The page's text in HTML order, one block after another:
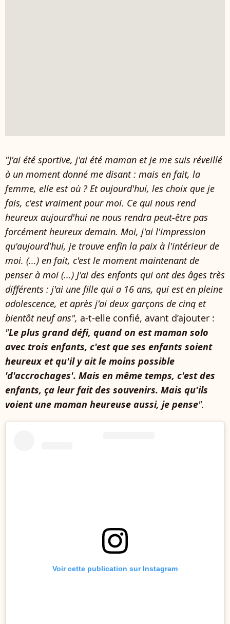
"J'ai été sportive, j'ai été maman et je me suis réveillé
à un moment donné me disant : mais en fait, la
femme, elle est où ? Et aujourd'hui, les choix que je
fais, c'est vraiment pour moi. Ce qui nous rend
heureux aujourd'hui ne nous rendra peut-être pas
forcément heureux demain. Moi, j'ai l'impression
qu'aujourd'hui, je trouve enfin la paix à l'intérieur de
moi. (...) en fait, c'est le moment maintenant de
penser à moi (...) J'ai des enfants qui ont des âges très
différents : j'ai une fille qui a 16 ans, qui est en pleine
adolescence, et après j'ai deux garçons de cinq et
bientôt neuf ans", a-t-elle confié, avant d’ajouter :
"Le plus grand défi, quand on est maman solo
avec trois enfants, c'est que ses enfants soient
heureux et qu'il y ait le moins possible
'd'accrochages'. Mais en même temps, c'est des
enfants, ça leur fait des souvenirs. Mais qu'ils
voient une maman heureuse aussi, je pense".
Voir cette publication sur Instagram